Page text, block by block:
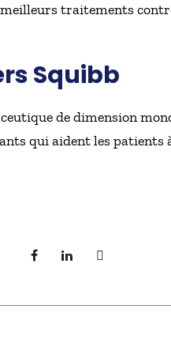
traitements
Squibb
de dimension
qui aident les patients